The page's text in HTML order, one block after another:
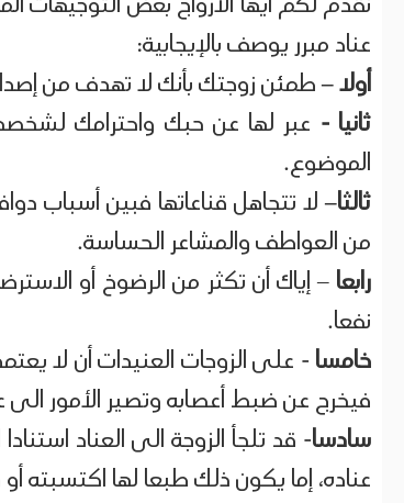
عناد مبرر يوصف بالإيجابية:
أولا –طمئن زوجتك بأنك لا تهدف من
ثانيا - عبر لها عن حبك واحترامك
الموضوع.
ثالثا–لا تتجاهل قناعاتها فبين أسباب
من العواطف والمشاعر الحساسة.
رابعا – إياك أن تكثر من الرضوخ أو
نفعا.
خامسا - على الزوجات العنيدات أن لا
فيخرج عن ضبط أعصابه وتصير الأمور
سادسا- قد تلجأ الزوجة الى العناد
عناده، إما يكون ذلك طبعا لها